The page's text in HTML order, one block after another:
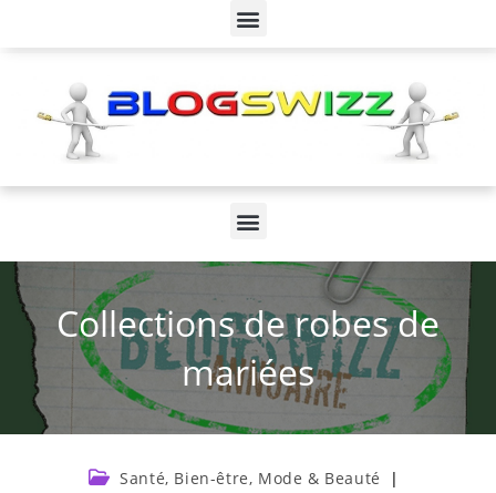
Collections de robes de
mariées
Santé, Bien-être, Mode & Beauté